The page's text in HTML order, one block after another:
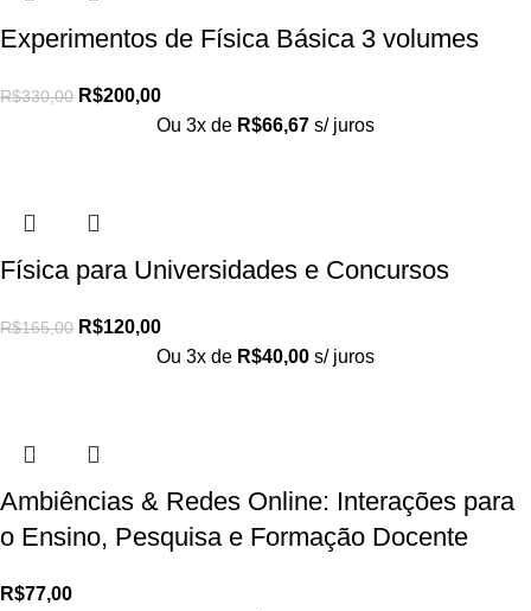
Experimentos de Física Básica 3 volumes
R$330,00 R$200,00
Ou 3x de R$66,67 s/ juros
Física para Universidades e Concursos
R$165,00 R$120,00
Ou 3x de R$40,00 s/ juros
Ambiências & Redes Online: Interações para
o Ensino, Pesquisa e Formação Docente
R$77,00